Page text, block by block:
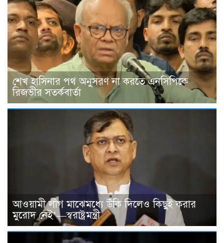
শেখ হাসিনার পথ অনুসরণ না করতে এনসিপিকে
রিজভীর সতর্কবার্তা
আওয়ামী লীগ মাঝেমধ্যে উঁকি দিলেও কিছুই করার
মুরোদ নেই’—স্বরাষ্ট্রমন্ত্রী